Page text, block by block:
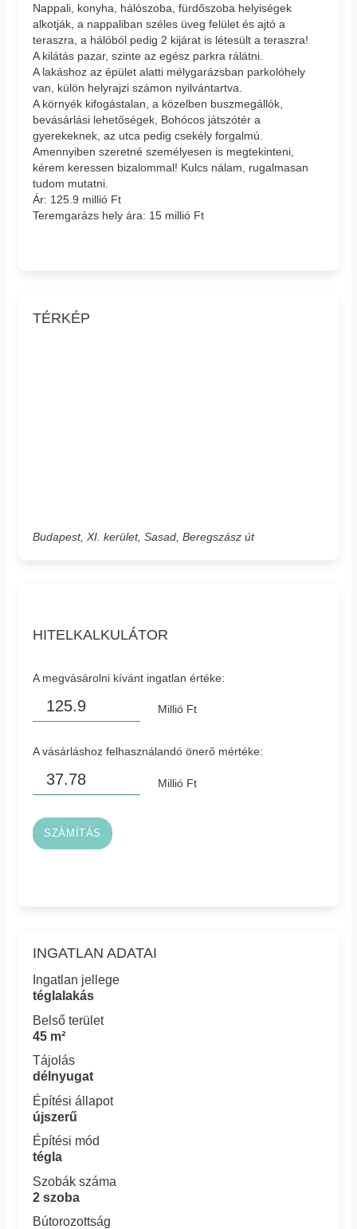
Nappali, konyha, hálószoba, fürdőszoba helyiségek
alkotják, a nappaliban széles üveg felület és ajtó a
teraszra, a hálóból pedig 2 kijárat is létesült a teraszra!
A kilátás pazar, szinte az egész parkra rálátni.
A lakáshoz az épület alatti mélygarázsban parkolóhely
van, külön helyrajzi számon nyilvántartva.
A környék kifogástalan, a közelben buszmegállók,
bevásárlási lehetőségek, Bohócos játszótér a
gyerekeknek, az utca pedig csekély forgalmú.
Amennyiben szeretné személyesen is megtekinteni,
kérem keressen bizalommal! Kulcs nálam, rugalmasan
tudom mutatni.
Ár: 125.9 millió Ft
Teremgarázs hely ára: 15 millió Ft
TÉRKÉP
Budapest, XI. kerület, Sasad, Beregszász út
HITELKALKULÁTOR
A megvásárolni kívánt ingatlan értéke:
Millió Ft
A vásárláshoz felhasználandó önerő mértéke:
Millió Ft
SZÁMÍTÁS
INGATLAN ADATAI
Ingatlan jellege
téglalakás
Belső terület
45 m²
Tájolás
délnyugat
Építési állapot
újszerű
Építési mód
tégla
Szobák száma
2 szoba
Bútorozottság